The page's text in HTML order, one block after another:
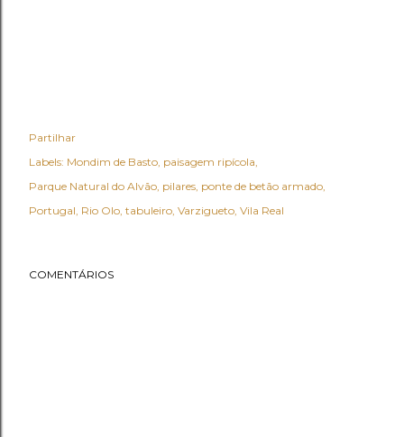
Partilhar
Labels: Mondim de Basto paisagem ripícola
Parque Natural do Alvão pilares ponte de betão armado
Portugal Rio Olo tabuleiro Varzigueto Vila Real
COMENTÁRIOS